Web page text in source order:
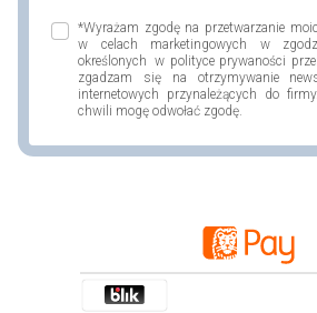
*Wyrażam zgodę na przetwarzanie
w celach marketingowych w
określonych w polityce prywaności
zgadzam się na otrzymywanie
internetowych przynależących do
chwili mogę odwołać zgodę.